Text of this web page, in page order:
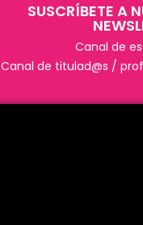
SUSCRÍBETE A
Canal de
Canal de titulad@s /